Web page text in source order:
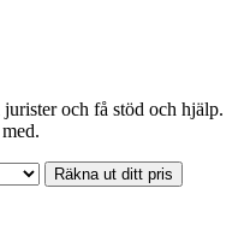
och få stöd och hjälp.
Räkna ut ditt pris